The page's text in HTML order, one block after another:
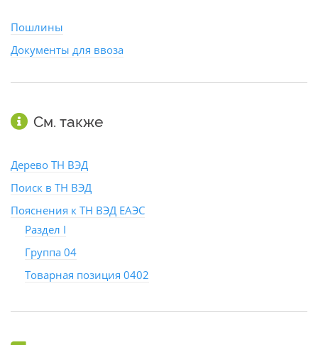
Пошлины
Документы для ввоза
См. также
Дерево ТН ВЭД
Поиск в ТН ВЭД
Пояснения к ТН ВЭД ЕАЭС
Раздел I
Группа 04
Товарная позиция 0402